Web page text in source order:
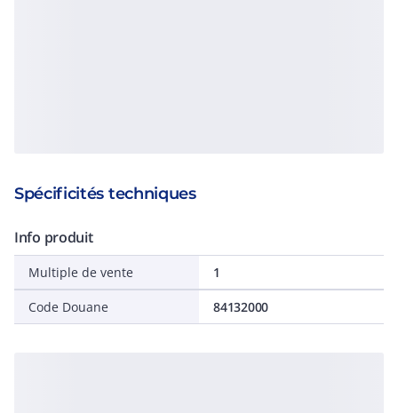
Spécificités techniques
Info produit
Multiple de vente 1
Code Douane 84132000